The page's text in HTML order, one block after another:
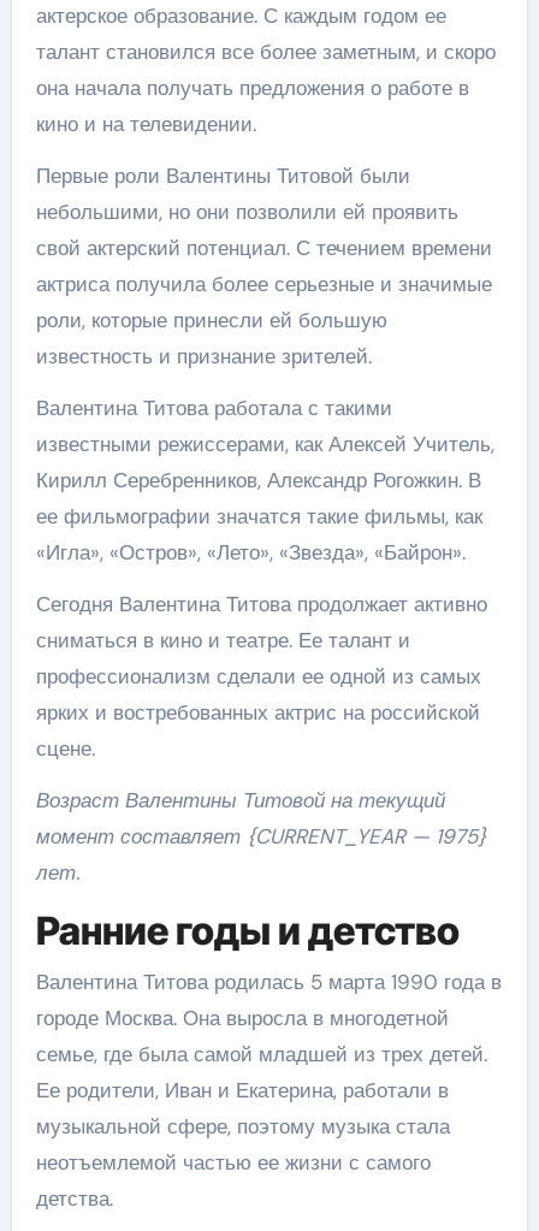
актерское образование. С каждым годом ее
талант становился все более заметным, и скоро
она начала получать предложения о работе в
кино и на телевидении.
Первые роли Валентины Титовой были
небольшими, но они позволили ей проявить
свой актерский потенциал. С течением времени
актриса получила более серьезные и значимые
роли, которые принесли ей большую
известность и признание зрителей.
Валентина Титова работала с такими
известными режиссерами, как Алексей Учитель,
Кирилл Серебренников, Александр Рогожкин. В
ее фильмографии значатся такие фильмы, как
«Игла», «Остров», «Лето», «Звезда», «Байрон».
Сегодня Валентина Титова продолжает активно
сниматься в кино и театре. Ее талант и
профессионализм сделали ее одной из самых
ярких и востребованных актрис на российской
сцене.
Возраст Валентины Титовой на текущий
момент составляет {CURRENT_YEAR — 1975}
лет.
Ранние годы и детство
Валентина Титова родилась 5 марта 1990 года в
городе Москва. Она выросла в многодетной
семье, где была самой младшей из трех детей.
Ее родители, Иван и Екатерина, работали в
музыкальной сфере, поэтому музыка стала
неотъемлемой частью ее жизни с самого
детства.